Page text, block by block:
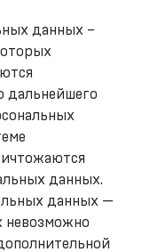
данных –
дальнейшего
данных.
данных —
невозможно